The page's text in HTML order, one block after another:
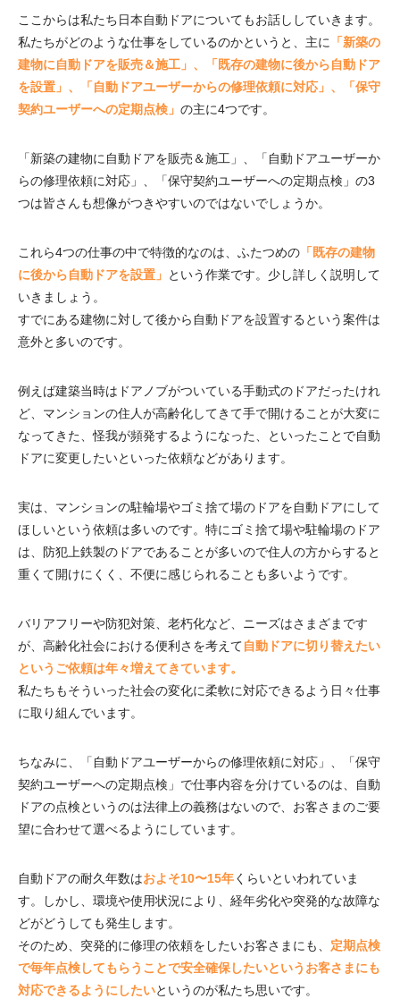
ここからは私たち日本自動ドアについてもお話ししていきます。
私たちがどのような仕事をしているのかというと、主に
「新築の
建物に自動ドアを販売＆施工」、「既存の建物に後から自動ドア
を設置」、「自動ドアユーザーからの修理依頼に対応」、「保守
契約ユーザーへの定期点検」 の主に4つです。
「新築の建物に自動ドアを販売＆施工」、「自動ドアユーザーか
らの修理依頼に対応」、「保守契約ユーザーへの定期点検」の3
つは皆さんも想像がつきやすいのではないでしょうか。
これら4つの仕事の中で特徴的なのは、ふたつめの 「既存の建物
に後から自動ドアを設置」 という作業です。少し詳しく説明して
いきましょう。
すでにある建物に対して後から自動ドアを設置するという案件は
意外と多いのです。
例えば建築当時はドアノブがついている手動式のドアだったけれ
ど、マンションの住人が高齢化してきて手で開けることが大変に
なってきた、怪我が頻発するようになった、といったことで自動
ドアに変更したいといった依頼などがあります。
実は、マンションの駐輪場やゴミ捨て場のドアを自動ドアにして
ほしいという依頼は多いのです。特にゴミ捨て場や駐輪場のドア
は、防犯上鉄製のドアであることが多いので住人の方からすると
重くて開けにくく、不便に感じられることも多いようです。
バリアフリーや防犯対策、老朽化など、ニーズはさまざまです
が、高齢化社会における便利さを考えて自動ドアに切り替えたい
というご依頼は年々増えてきています。
私たちもそういった社会の変化に柔軟に対応できるよう日々仕事
に取り組んでいます。
ちなみに、「自動ドアユーザーからの修理依頼に対応」、「保守
契約ユーザーへの定期点検」で仕事内容を分けているのは、自動
ドアの点検というのは法律上の義務はないので、お客さまのご要
望に合わせて選べるようにしています。
自動ドアの耐久年数はおよそ10〜15年くらいといわれていま
す。しかし、環境や使用状況により、経年劣化や突発的な故障な
どがどうしても発生します。
そのため、突発的に修理の依頼をしたいお客さまにも、 定期点検
で毎年点検してもらうことで安全確保したいというお客さまにも
対応できるようにしたいというのが私たち思いです。